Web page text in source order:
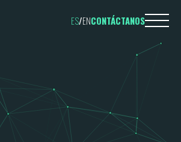
ES/ENCONTÁCTANOS
EMAIL